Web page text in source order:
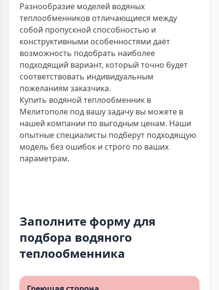
Разнообразие моделей водяных
теплообменников отличающиеся между
собой пропускной способностью и
конструктивными особенностями даёт
возможность подобрать наиболее
подходящий вариант, который точно будет
соответствовать индивидуальным
пожеланиям заказчика.
Купить водяной теплообменник в
Мелитополе под вашу задачу вы можете в
нашей компании по выгодным ценам. Наши
опытные специалисты подберут подходящую
модель без ошибок и строго по ваших
параметрам.
Заполните форму для
подбора водяного
теплообменника